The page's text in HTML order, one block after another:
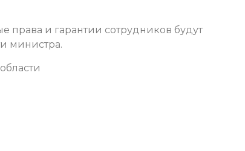
права и гарантии сотрудников будут
министра.